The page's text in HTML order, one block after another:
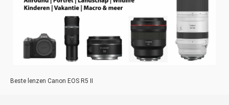
Beste lenzen Canon EOS R5 II